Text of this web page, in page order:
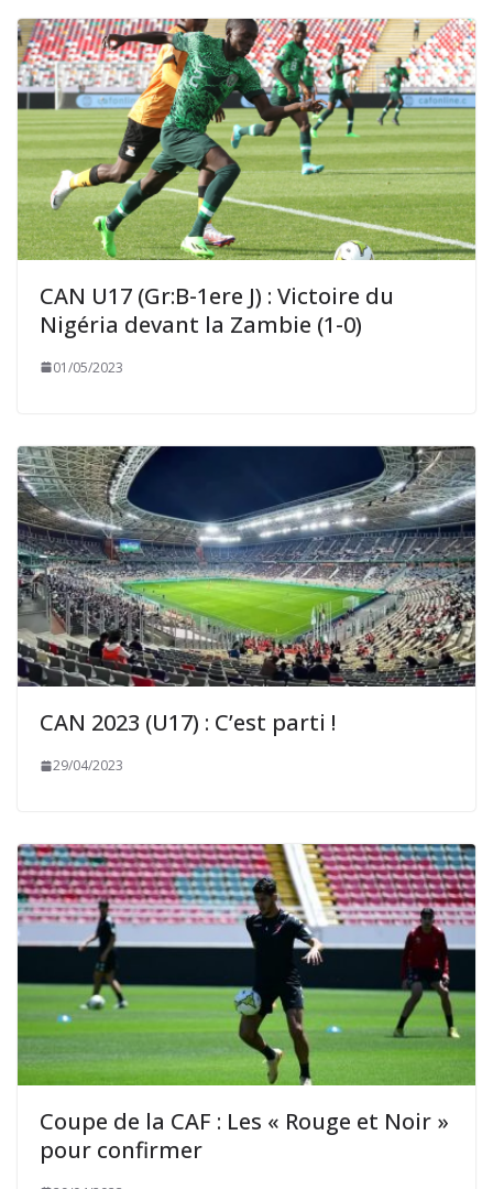
CAN U17 (Gr:B-1ere J) : Victoire du
Nigéria devant la Zambie (1-0)
01/05/2023
CAN 2023 (U17) : C’est parti !
29/04/2023
Coupe de la CAF : Les « Rouge et Noir »
pour confirmer